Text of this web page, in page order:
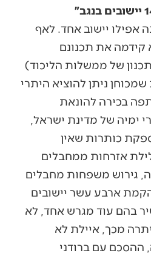
אפילו יישוב אחד. לאף
קידמה את תכנונם
של ממשלות הליכוד)
ניתן להוציא היתרי
בכירה להונאת
ימיה של מדינת ישראל,
כותרות שאין
אזרחות ממחבלים
גירוש משפחות מחבלים
ארבע עשר יישובים
בהם עוד מגרש אחד, לא
מכך, איילת לא
ההסכם עם ברודני